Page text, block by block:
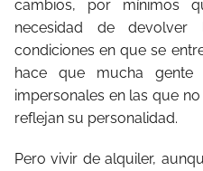
cambios, por mínimos
necesidad de
condiciones en que se
hace que mucha gente
impersonales en las que
reflejan su personalidad.
Pero vivir de alquiler,